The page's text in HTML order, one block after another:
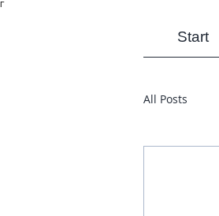
Γ
Start
All Posts